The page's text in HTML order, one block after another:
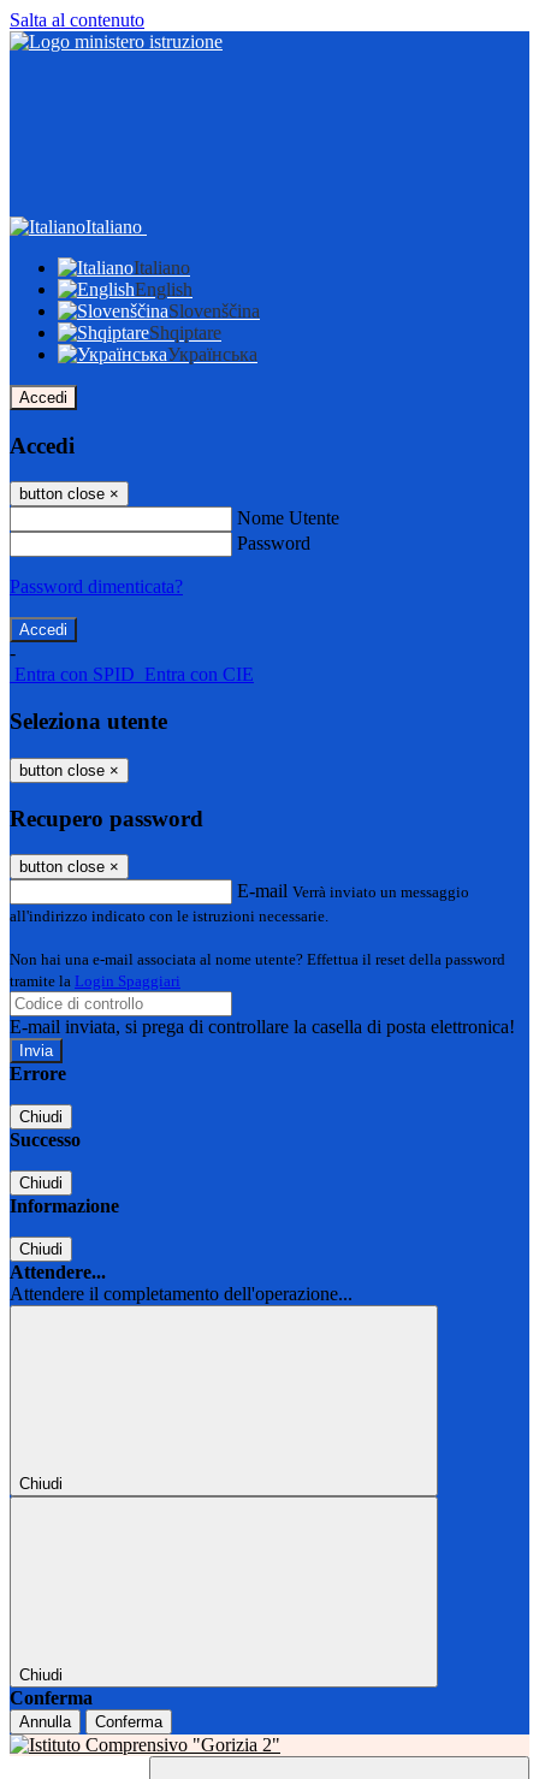
Salta al contenuto
Italiano
Italiano
English
Slovenščina
Shqiptare
Українська
Accedi
Accedi
button close ×
Nome Utente
Password
Password dimenticata?
-
Entra con SPID Entra con CIE
Seleziona utente
button close ×
Recupero password
button close ×
E-mail Verrà inviato un messaggio
all'indirizzo indicato con le istruzioni necessarie.
Non hai una e-mail associata al nome utente? Effettua il reset della password
tramite la Login Spaggiari
E-mail inviata, si prega di controllare la casella di posta elettronica!
Errore
Chiudi
Successo
Chiudi
Informazione
Chiudi
Attendere...
Attendere il completamento dell'operazione...
Chiudi
Chiudi
Conferma
Annulla Conferma